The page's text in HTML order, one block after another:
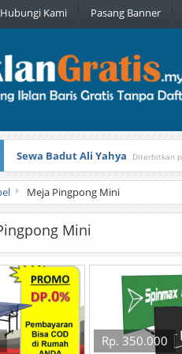
Hubungi Kami Pasang Banner
Sewa Badut Ali Yahya Diterbitkan
Honda Brio 1.3 E AT CBU 2012
Meja Pingpong Mini
Mini
Rp. 350.000